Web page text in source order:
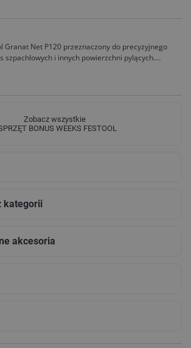
Granat Net P120 przeznaczony do precyzyjnego
szpachlowych i innych powierzchni pylących.
Zobacz wszystkie
BONUS WEEKS FESTOOL
kategorii
akcesoria